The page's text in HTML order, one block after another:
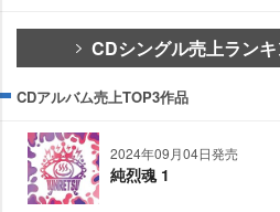
CDシングル売上ラン
CDアルバム売上TOP3作品
2024年09月04日発売
純烈魂 1